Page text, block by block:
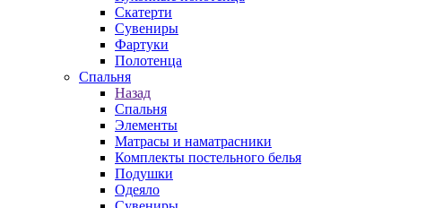
Скатерти
Сувениры
Фартуки
Полотенца
Спальня
Назад
Спальня
Элементы
Матрасы и наматрасники
Комплекты постельного белья
Подушки
Одеяло